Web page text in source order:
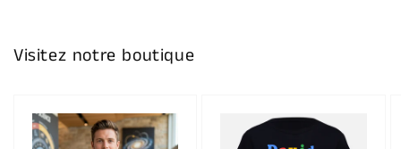
Visitez notre boutique